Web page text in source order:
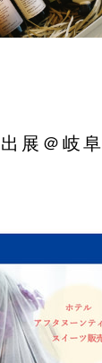
展＠岐阜